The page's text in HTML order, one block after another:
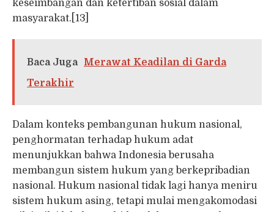
keseimbangan dan ketertiban sosial dalam
masyarakat.[13]
Baca Juga
Merawat Keadilan di Garda
Terakhir
Dalam konteks pembangunan hukum nasional,
penghormatan terhadap hukum adat
menunjukkan bahwa Indonesia berusaha
membangun sistem hukum yang berkepribadian
nasional. Hukum nasional tidak lagi hanya meniru
sistem hukum asing, tetapi mulai mengakomodasi